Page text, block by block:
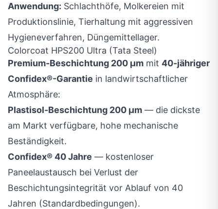
Anwendung: Schlachthöfe, Molkereien mit
Produktionslinie, Tierhaltung mit aggressiven
Hygieneverfahren, Düngemittellager.
Colorcoat HPS200 Ultra (Tata Steel)
Premium-Beschichtung 200 µm mit 40-jähriger
Confidex®-Garantie in landwirtschaftlicher
Atmosphäre:
Plastisol-Beschichtung 200 µm — die dickste
am Markt verfügbare, hohe mechanische
Beständigkeit.
Confidex® 40 Jahre — kostenloser
Paneelaustausch bei Verlust der
Beschichtungsintegrität vor Ablauf von 40
Jahren (Standardbedingungen).